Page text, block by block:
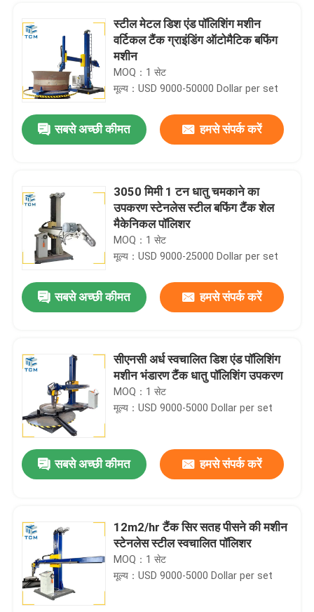
स्टील मेटल डिश एंड पॉलिशिंग मशीन
वर्टिकल टैंक ग्राइंडिंग ऑटोमैटिक बफिंग
मशीन
MOQ：1 सेट
मूल्य：USD 9000-50000 Dollar per set
सबसे अच्छी कीमत हमसे संपर्क करें
3050 मिमी 1 टन धातु चमकाने का
उपकरण स्टेनलेस स्टील बफिंग टैंक शेल
मैकेनिकल पॉलिशर
MOQ：1 सेट
मूल्य：USD 9000-25000 Dollar per set
सबसे अच्छी कीमत हमसे संपर्क करें
सीएनसी अर्ध स्वचालित डिश एंड पॉलिशिंग
मशीन भंडारण टैंक धातु पॉलिशिंग उपकरण
MOQ：1 सेट
मूल्य：USD 9000-5000 Dollar per set
सबसे अच्छी कीमत हमसे संपर्क करें
12m2/hr टैंक सिर सतह पीसने की मशीन
स्टेनलेस स्टील स्वचालित पॉलिशर
MOQ：1 सेट
मूल्य：USD 9000-5000 Dollar per set